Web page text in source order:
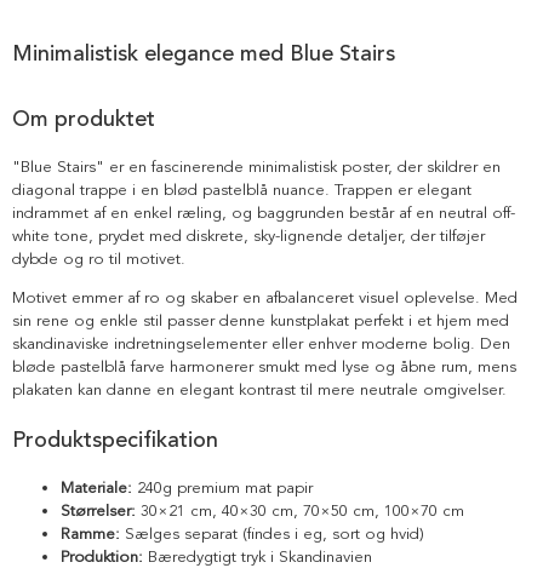
Minimalistisk elegance med Blue Stairs
Om produktet
"Blue Stairs" er en fascinerende minimalistisk poster, der skildrer en
diagonal trappe i en blød pastelblå nuance. Trappen er elegant
indrammet af en enkel ræling, og baggrunden består af en neutral off-
white tone, prydet med diskrete, sky-lignende detaljer, der tilføjer
dybde og ro til motivet.
Motivet emmer af ro og skaber en afbalanceret visuel oplevelse. Med
sin rene og enkle stil passer denne kunstplakat perfekt i et hjem med
skandinaviske indretningselementer eller enhver moderne bolig. Den
bløde pastelblå farve harmonerer smukt med lyse og åbne rum, mens
plakaten kan danne en elegant kontrast til mere neutrale omgivelser.
Produktspecifikation
Materiale: 240g premium mat papir
Størrelser: 30×21 cm, 40×30 cm, 70×50 cm, 100×70 cm
Ramme: Sælges separat (findes i eg, sort og hvid)
Produktion: Bæredygtigt tryk i Skandinavien